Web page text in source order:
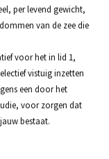
per levend gewicht,
van de zee die
voor het in lid 1,
vistuig inzetten
een door het
voor zorgen dat
bestaat.